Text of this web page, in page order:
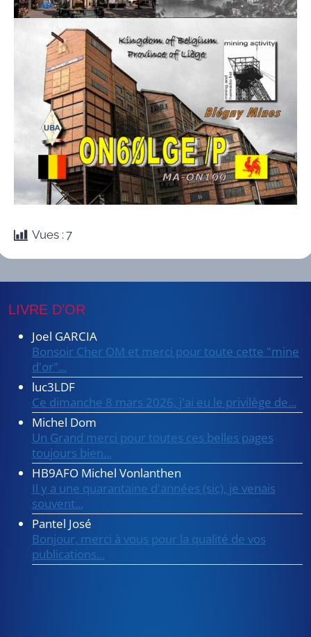
Vues : 7
LIVRE D’OR
Joel GARCIA
Bonsoir Cher OM et merci pour toute cette "mine
d'or"...
luc3LDF
Ce dimanche 8 mars 2026, j'ai eu le privilège de...
Michel Dom
Un Grand merci pour toutes ces belles pages
toujours bien...
HB9AFO Michel Vonlanthen
Il y a une quarantaine d'années (sic), je venais
souvent...
Pantel José
Bonjour, merci à vous pour la qualité de vos
publications...